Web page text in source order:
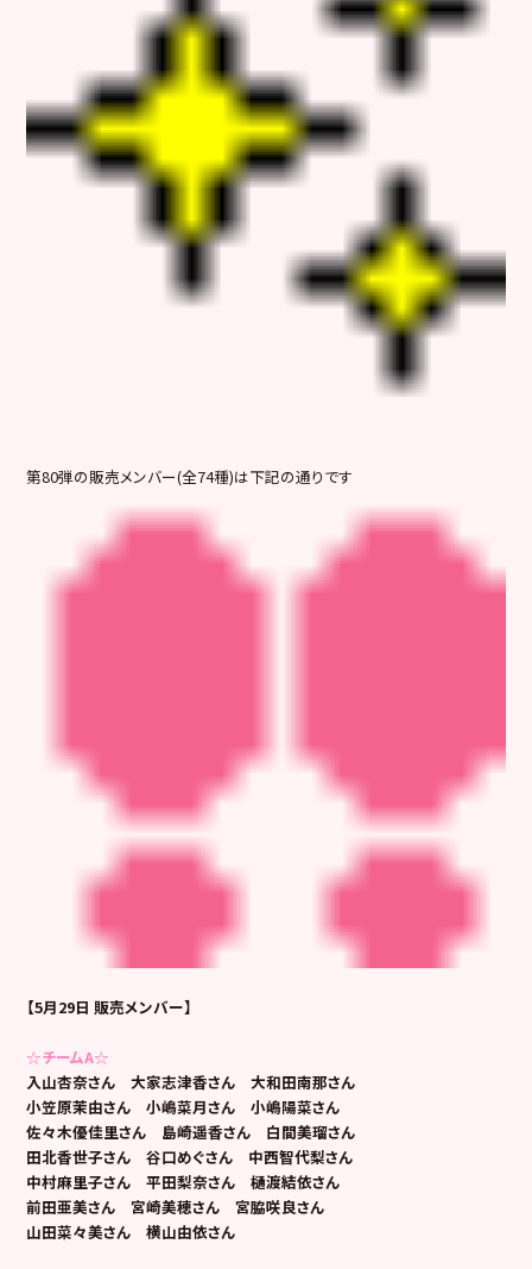
第80弾の販売メンバー(全74種)は下記の通りです
【5月29日 販売メンバー】
☆チームA☆
入山杏奈さん 大家志津香さん 大和田南那さん
小笠原茉由さん 小嶋菜月さん 小嶋陽菜さん
佐々木優佳里さん 島崎遥香さん 白間美瑠さん
田北香世子さん 谷口めぐさん 中西智代梨さん
中村麻里子さん 平田梨奈さん 樋渡結依さん
前田亜美さん 宮崎美穂さん 宮脇咲良さん
山田菜々美さん 横山由依さん